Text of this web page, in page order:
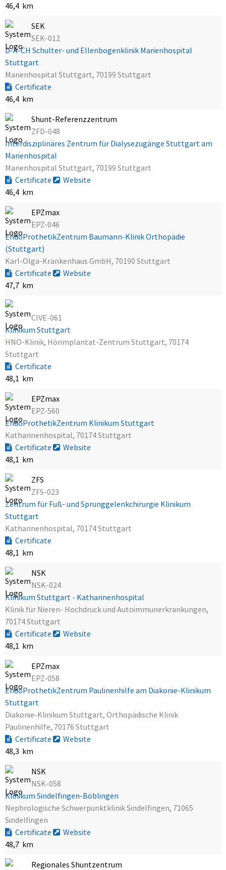
46,4 km
SEK
SEK-012
D-A-CH Schulter- und Ellenbogenklinik Marienhospital
Stuttgart
Marienhospital Stuttgart, 70199 Stuttgart
Certificate
46,4 km
Shunt-Referenzzentrum
ZFD-048
Interdisziplinäres Zentrum für Dialysezugänge Stuttgart am
Marienhospital
Marienhospital Stuttgart, 70199 Stuttgart
Certificate
Website
46,4 km
EPZmax
EPZ-046
EndoProthetikZentrum Baumann-Klinik Orthopädie
(Stuttgart)
Karl-Olga-Krankenhaus GmbH, 70190 Stuttgart
Certificate
Website
47,7 km
CIVE-061
Klinikum Stuttgart
HNO-Klinik, Hörimplantat-Zentrum Stuttgart, 70174
Stuttgart
Certificate
48,1 km
EPZmax
EPZ-560
EndoProthetikZentrum Klinikum Stuttgart
Katharinenhospital, 70174 Stuttgart
Certificate
Website
48,1 km
ZFS
ZFS-023
Zentrum für Fuß- und Sprunggelenkchirurgie Klinikum
Stuttgart
Katharinenhospital, 70174 Stuttgart
Certificate
48,1 km
NSK
NSK-024
Klinikum Stuttgart - Katharinenhospital
Klinik für Nieren- Hochdruck und Autoimmunerkrankungen,
70174 Stuttgart
Certificate
Website
48,1 km
EPZmax
EPZ-058
EndoProthetikZentrum Paulinenhilfe am Diakonie-Klinikum
Stuttgart
Diakonie-Klinikum Stuttgart, Orthopädische Klinik
Paulinenhilfe, 70176 Stuttgart
Certificate
Website
48,3 km
NSK
NSK-058
Klinikum Sindelfingen-Böblingen
Nephrologische Schwerpunktklinik Sindelfingen, 71065
Sindelfingen
Certificate
Website
48,7 km
Regionales Shuntzentrum